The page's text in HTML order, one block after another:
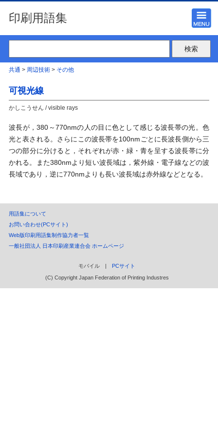
印刷用語集
共通 > 周辺技術> その他
可視光線
かしこうせん / visible rays
波長が，380～770nmの人の目に色として感じる波長帯の光。色
光と表される。さらにこの波長帯を100nmごとに長波長側から三
つの部分に分けると，それぞれが赤・緑・青を呈する波長帯に分
かれる。また380nmより短い波長域は，紫外線・電子線などの波
長域であり，逆に770nmよりも長い波長域は赤外線などとなる。
用語集について
お問い合わせ(PCサイト)
Web版印刷用語集制作協力者一覧
一般社団法人 日本印刷産業連合会 ホームページ
モバイル | PCサイト
(C) Copyright Japan Federation of Printing Industres